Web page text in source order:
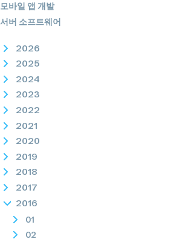
모바일 앱 개발
서버 소프트웨어
2026
2025
2024
2023
2022
2021
2020
2019
2018
2017
2016
01
02